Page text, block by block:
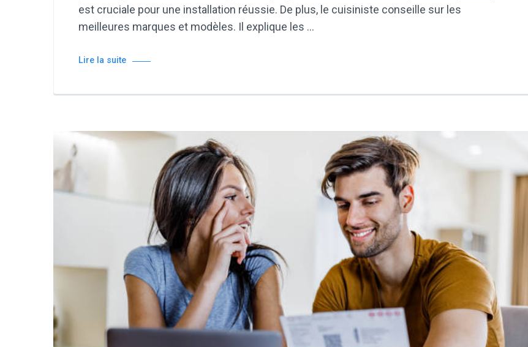
est cruciale pour une installation réussie. De plus, le cuisiniste conseille sur les
meilleures marques et modèles. Il explique les …
Lire la suite